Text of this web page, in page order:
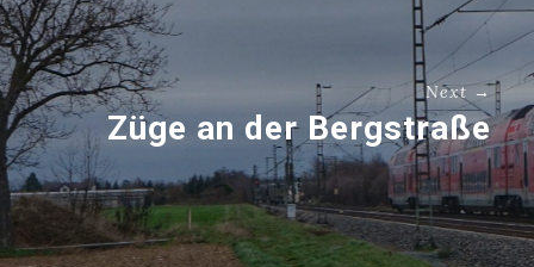
Next →
Züge an der Bergstraße